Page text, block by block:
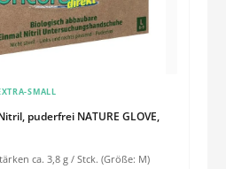
puderfrei NATURE GLOVE,
SMALL
(Größe: M)